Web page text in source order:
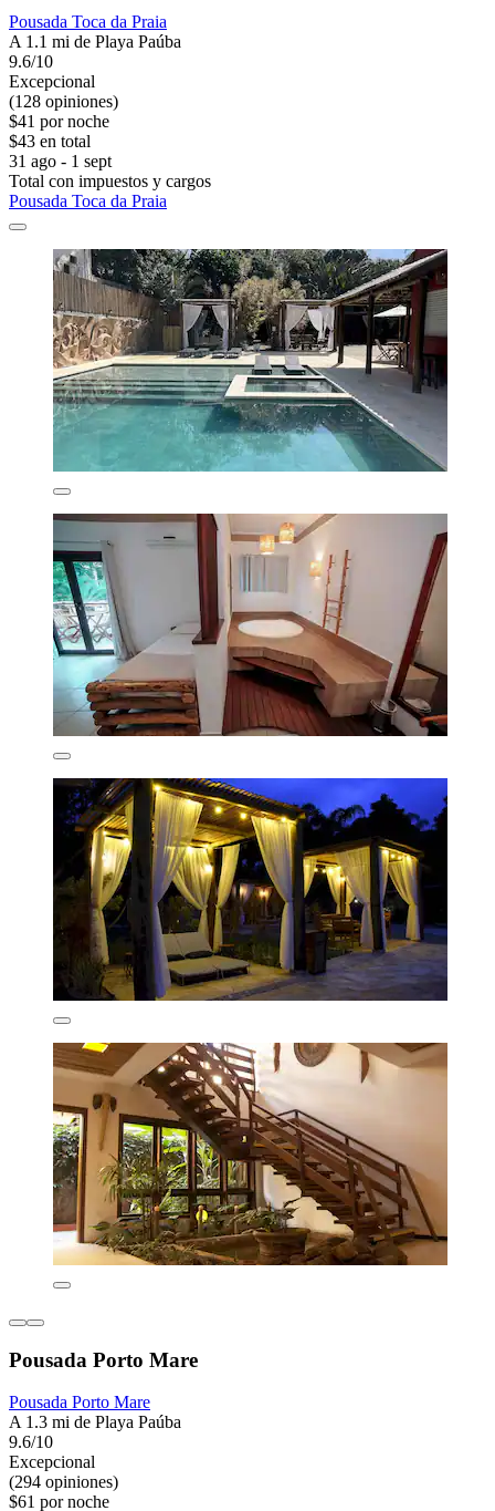
Pousada Toca da Praia
A 1.1 mi de Playa Paúba
9.6/10
Excepcional
(128 opiniones)
$41 por noche
$43 en total
31 ago - 1 sept
Total con impuestos y cargos
Pousada Toca da Praia
Pousada Porto Mare
Pousada Porto Mare
A 1.3 mi de Playa Paúba
9.6/10
Excepcional
(294 opiniones)
$61 por noche